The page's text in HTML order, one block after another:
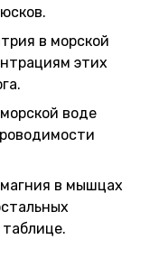
в морской
этих
воде
в мышцах